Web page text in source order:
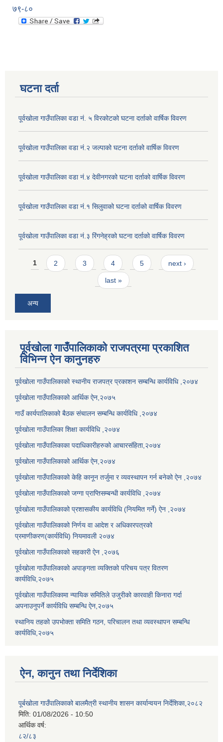
७९-८०
घटना दर्ता
पूर्वखोला गाउँपालिका वडा नं. ५ विरकोटको घटना दर्ताको वार्षिक विवरण
पूर्वखोला गाउँपालिका वडा नं.२ जल्पाको घटना दर्ताको वार्षिक विवरण
पूर्वखोला गाउँपालिका वडा नं.४ देवीनगरको घटना दर्ताको वार्षिक विवरण
पूर्वखोला गाउँपालिका वडा नं.१ सिलुवाको घटना दर्ताको वार्षिक विवरण
पूर्वखोला गाउँपालिका वडा नं.३ रिंगनेह्रको घटना दर्ताको वार्षिक विवरण
Pages
1 2 3 4 5 next ›
last »
अन्य
पूर्वखोला गाउँपालिकाको राजपत्रमा प्रकाशित
विभिन्न ऐन कानुनहरु
पूर्वखोला गाउँपालिकाको स्थानीय राजपत्र प्रकाशन सम्बन्धि कार्यविधि ,२०७४
पूर्वखोला गाउँपालिकाको आर्थिक ऐन,२०७५
गाउँ कार्यपालिकाको बैठक संचालन सम्बन्धि कार्यविधि ,२०७४
पूर्वखोला गाउँपालिका शिक्षा कार्यविधि ,२०७४
पूर्वखोला गाउँपालिकाका पदाधिकारीहरुको आचारसंहिता,२०७४
पूर्वखोला गाउँपालिकाको आर्थिक ऐन,२०७४
पूर्वखोला गाउँपालिकाको केहि कानून तर्जुमा र व्यवस्थापन गर्न बनेको ऐन ,२०७४
पूर्वखोला गाउँपालिकाको जग्गा प्राप्तिसम्बन्धी कार्यविधि ,२०७४
पूर्वखोला गाउँपालिकाको प्रशासकीय कार्यविधि (नियमित गर्ने) ऐन ,२०७४
पूर्वखोला गाउँपालिकाको निर्णय वा आदेश र अधिकारपत्रको
प्रमाणीकरण(कार्यविधि) नियमावली २०७४
पूर्वखोला गाउँपालिकाको सहकारी ऐन ,२०७६
पूर्वखोला गाउँपालिकाको अपाङ्गता व्यक्तिको परिचय पत्र वितरण
कार्यविधि,२०७५
पूर्वखोला गाउँपालिकामा न्यायिक समितिले उजुरीको कारवाही किनारा गर्दा
अपनाउनुपर्ने कार्यविधि सम्बन्धि ऐन,२०७५
स्थानिय तहको उपभोक्ता समिति गठन, परिचालन तथा व्यवस्थापन सम्बन्धि
कार्यविधि,२०७५
ऐन, कानुन तथा निर्देशिका
पूर्बखोला गाउँपालिकाको बालमैत्री स्थानीय शासन कार्यान्वयन निर्देशिका,२०८२
मिति: 01/08/2026 - 10:50
आर्थिक वर्ष:
८२/८३